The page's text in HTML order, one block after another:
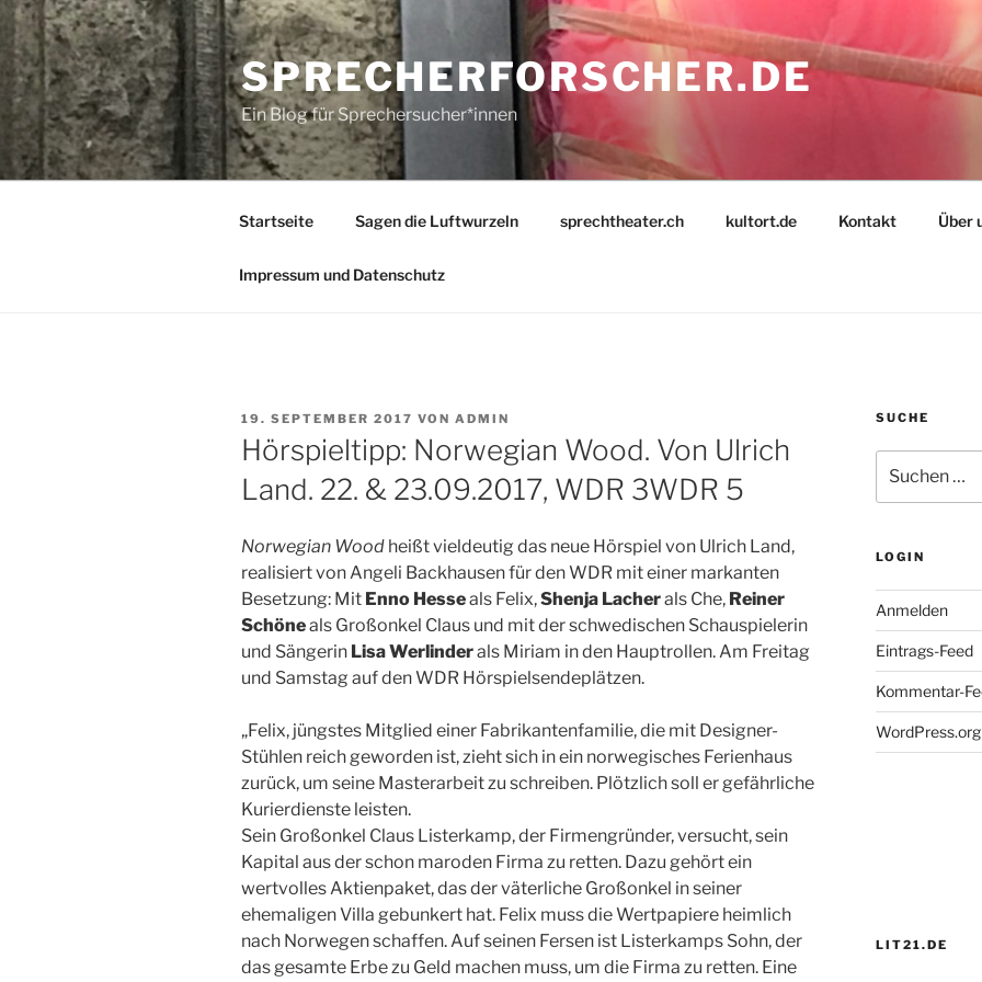
Zum
Inhalt
springen
SPRECHERFORSCHER.DE
Ein Blog für Sprechersucher*innen
Startseite Sagen die Luftwurzeln sprechtheater.ch kultort.de Kontakt Über
Impressum und Datenschutz
VERÖFFENTLICHT
AM
19. SEPTEMBER 2017 VON ADMIN
Hörspieltipp: Norwegian Wood. Von Ulrich
Land. 22. & 23.09.2017, WDR 3WDR 5
Norwegian Wood heißt vieldeutig das neue Hörspiel von Ulrich Land,
realisiert von Angeli Backhausen für den WDR mit einer markanten
Besetzung: Mit Enno Hesseals Felix,Shenja Lacherals Che, Reiner
Schöneals Großonkel Claus und mit der schwedischen Schauspielerin
und Sängerin Lisa Werlinderals Miriam in den Hauptrollen. Am Freitag
und Samstag auf den WDR Hörspielsendeplätzen.
„Felix, jüngstes Mitglied einer Fabrikantenfamilie, die mit Designer-
Stühlen reich geworden ist,zieht sich in ein norwegisches Ferienhaus
zurück, um seine Masterarbeit zu schreiben. Plötzlich soll er gefährliche
Kurierdienste leisten.
Sein Großonkel Claus Listerkamp, der Firmengründer, versucht, sein
Kapital aus der schon maroden Firma zu retten. Dazu gehört ein
wertvolles Aktienpaket, das der väterliche Großonkel in seiner
ehemaligen Villa gebunkert hat. Felix muss die Wertpapiere heimlich
nach Norwegen schaffen. Auf seinen Fersen ist Listerkamps Sohn, der
das gesamte Erbe zu Geld machen muss, um die Firma zu retten. Eine
SUCHE
nach:
LOGIN
Anmelden
Eintrags-Feed
Kommentar-
WordPress.org
LIT21.DE